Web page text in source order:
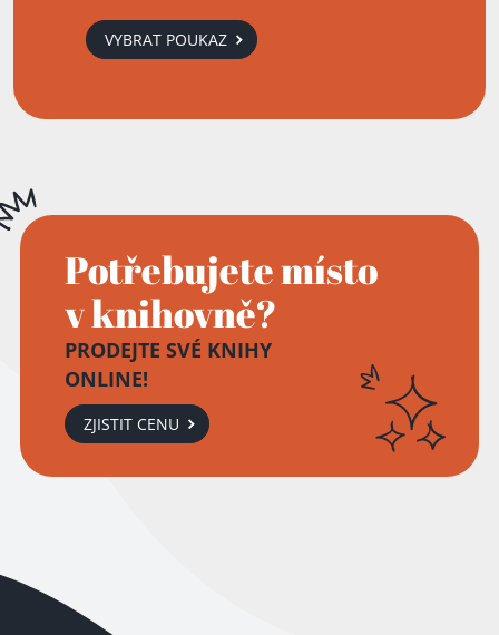
VYBRAT POUKAZ
Potřebujete místo
v knihovně?
PRODEJTE SVÉ KNIHY
ONLINE!
ZJISTIT CENU